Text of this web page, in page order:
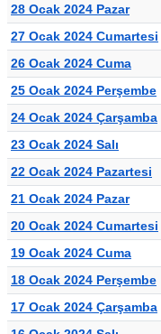
28 Ocak 2024 Pazar
27 Ocak 2024 Cumartesi
26 Ocak 2024 Cuma
25 Ocak 2024 Perşembe
24 Ocak 2024 Çarşamba
23 Ocak 2024 Salı
22 Ocak 2024 Pazartesi
21 Ocak 2024 Pazar
20 Ocak 2024 Cumartesi
19 Ocak 2024 Cuma
18 Ocak 2024 Perşembe
17 Ocak 2024 Çarşamba